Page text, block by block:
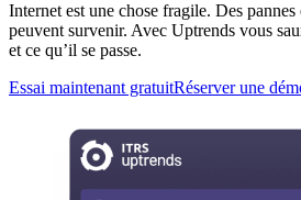
Internet est une chose fragile. Des pannes
peuvent survenir. Avec Uptrends vous
et ce qu’il se passe.
Essai maintenant gratuitRéserver une